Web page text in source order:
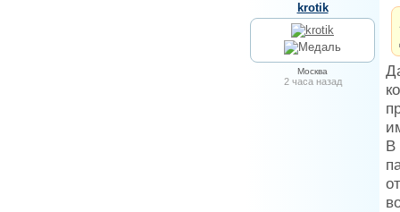
krotik
Москва
2 часа назад
В